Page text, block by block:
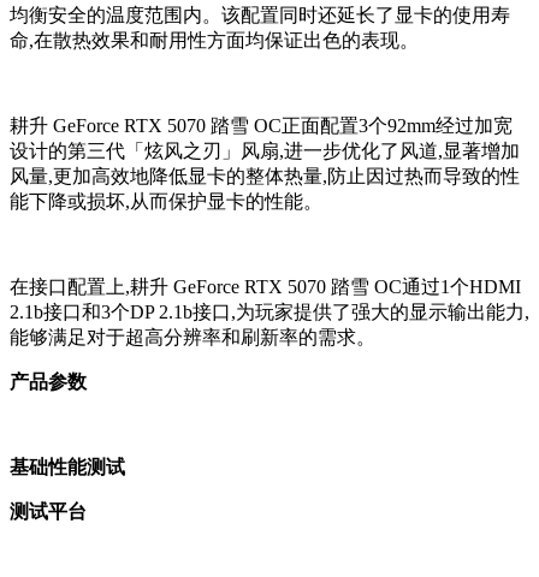
均衡安全的温度范围内。该配置同时还延长了显卡的使用寿
命,在散热效果和耐用性方面均保证出色的表现。
耕升 GeForce RTX 5070 踏雪 OC正面配置3个92mm经过加宽
设计的第三代「炫风之刃」风扇,进一步优化了风道,显著增加
风量,更加高效地降低显卡的整体热量,防止因过热而导致的性
能下降或损坏,从而保护显卡的性能。
在接口配置上,耕升 GeForce RTX 5070 踏雪 OC通过1个HDMI
2.1b接口和3个DP 2.1b接口,为玩家提供了强大的显示输出能力,
能够满足对于超高分辨率和刷新率的需求。
产品参数
基础性能测试
测试平台